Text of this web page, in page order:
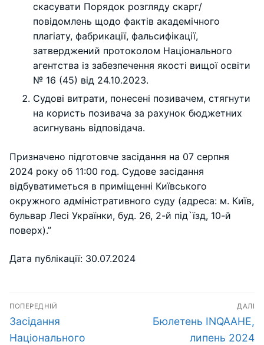
скасувати Порядок розгляду скарг/
повідомлень щодо фактів академічного
плагіату, фабрикації, фальсифікації,
затверджений протоколом Національного
агентства із забезпечення якості вищої освіти
№ 16 (45) від 24.10.2023.
Судові витрати, понесені позивачем, стягнути
на користь позивача за рахунок бюджетних
асигнувань відповідача.
Призначено підготовче засідання на 07 серпня
2024 року об 11:00 год. Судове засідання
відбуватиметься в приміщенні Київського
окружного адміністративного суду (адреса: м. Київ,
бульвар Лесі Українки, буд. 26, 2-й під`їзд, 10-й
поверх).”
Дата публікації: 30.07.2024
Навігація
записів
ПОПЕРЕДНІЙ
Попередній
запис:
Засідання
Національного
ДАЛІ
Наступний
Бюлетень INQAAHE,
липень 2024